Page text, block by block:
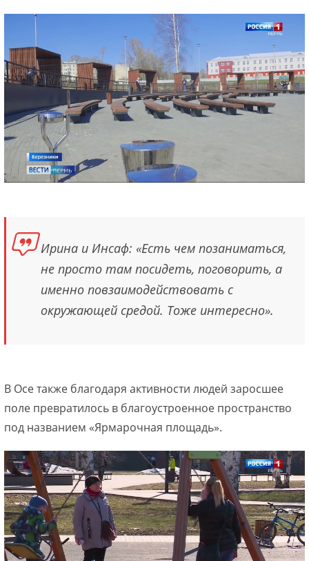
Ирина и Инсаф: «Есть чем позаниматься,
не просто там посидеть, поговорить, а
именно повзаимодействовать с
окружающей средой. Тоже интересно».
В Осе также благодаря активности людей заросшее
поле превратилось в благоустроенное пространство
под названием «Ярмарочная площадь».